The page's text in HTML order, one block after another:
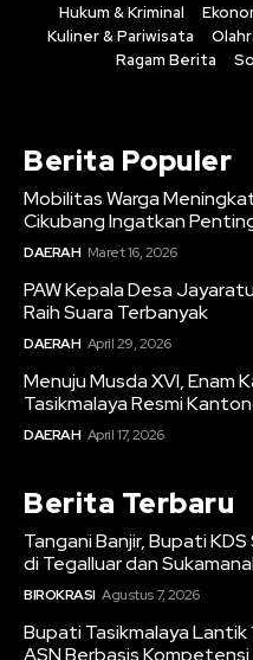
Hukum & Kriminal
Kuliner & Pariwisata
Ragam Berita
Berita Populer
Mobilitas Warga
Cikubang Ingatkan
DAERAH Maret 16, 2026
PAW Kepala Desa
Raih Suara Terbanyak
DAERAH April 29, 2026
Menuju Musda XVI, Enam
Tasikmalaya Resmi
DAERAH April 17, 2026
Berita Terbaru
Tangani Banjir, Bupati
di Tegalluar dan
BIROKRASI Agustus 7, 2026
Bupati Tasikmalaya Lantik
ASN Berbasis Kompetensi